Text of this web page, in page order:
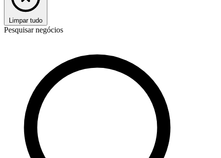
Limpar tudo
Pesquisar negócios